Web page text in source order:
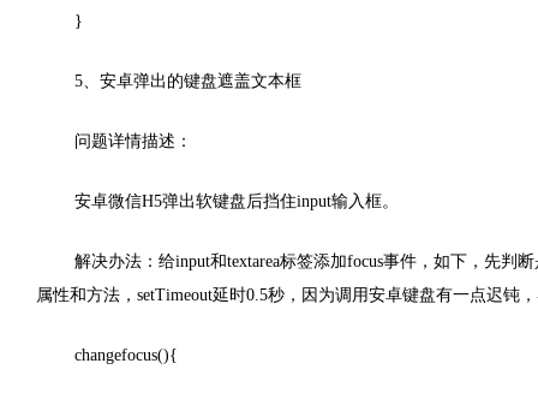
}
5、安卓弹出的键盘遮盖文本框
问题详情描述：
安卓微信H5弹出软键盘后挡住input输入框。
解决办法：给input和textarea标签添加focus事件，如下，先判
属性和方法，setTimeout延时0.5秒，因为调用安卓键盘有一点迟钝
changefocus(){